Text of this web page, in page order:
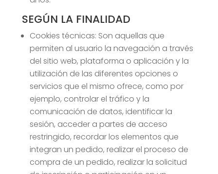
SEGÚN LA FINALIDAD
Cookies técnicas: Son aquellas que
permiten al usuario la navegación a través
del sitio web, plataforma o aplicación y la
utilización de las diferentes opciones o
servicios que el mismo ofrece, como por
ejemplo, controlar el tráfico y la
comunicación de datos, identificar la
sesión, acceder a partes de acceso
restringido, recordar los elementos que
integran un pedido, realizar el proceso de
compra de un pedido, realizar la solicitud